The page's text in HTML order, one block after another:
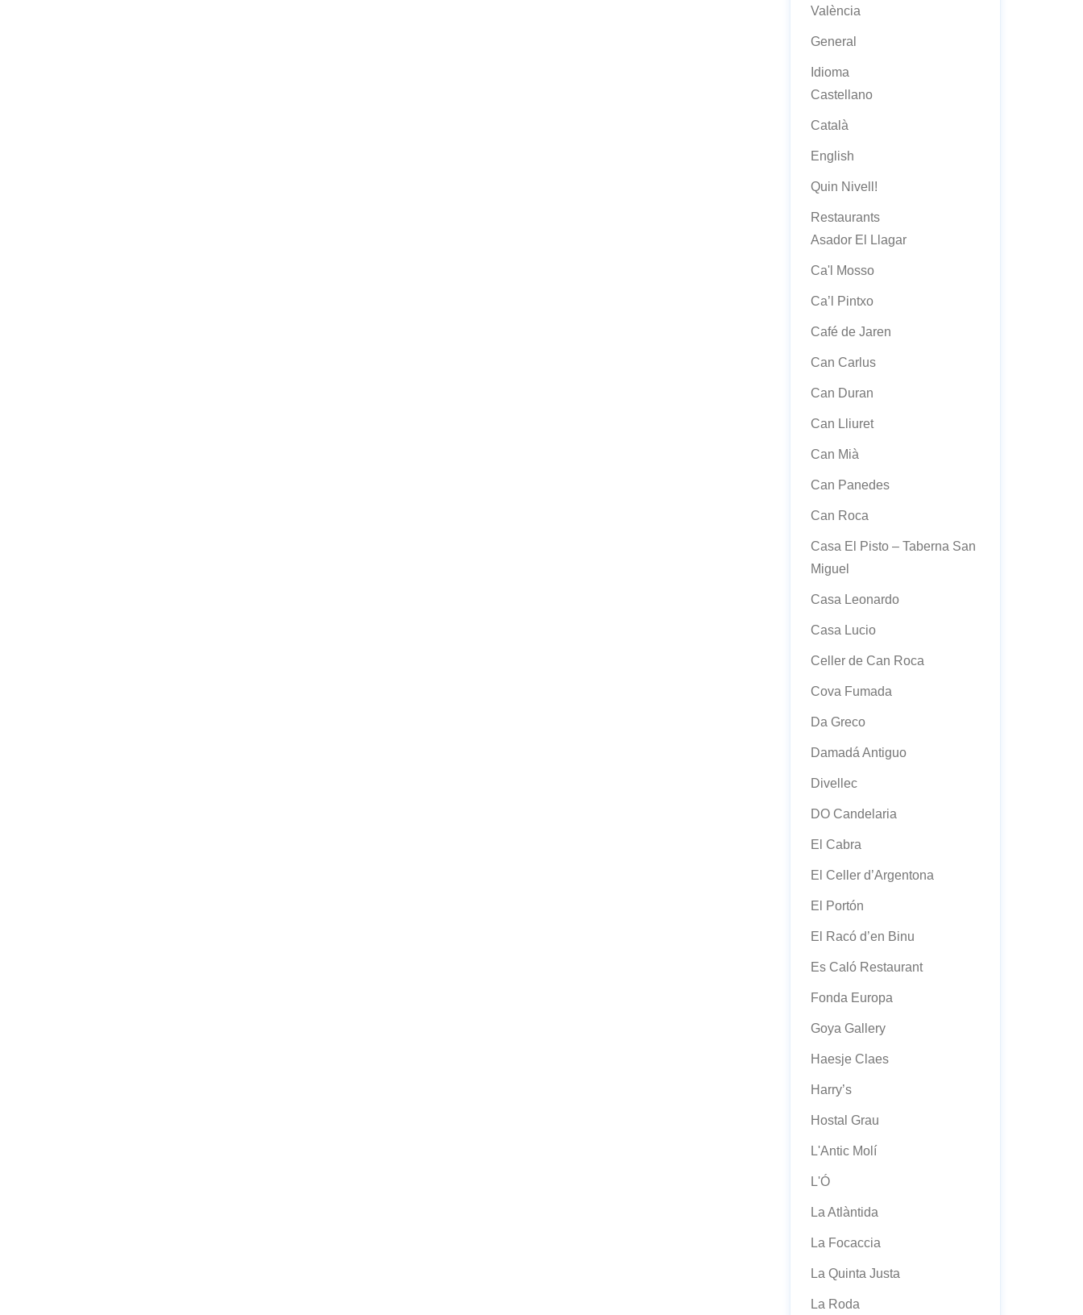
València
General
Idioma
Castellano
Català
English
Quin Nivell!
Restaurants
Asador El Llagar
Ca'l Mosso
Ca’l Pintxo
Café de Jaren
Can Carlus
Can Duran
Can Lliuret
Can Mià
Can Panedes
Can Roca
Casa El Pisto – Taberna San
Miguel
Casa Leonardo
Casa Lucio
Celler de Can Roca
Cova Fumada
Da Greco
Damadá Antiguo
Divellec
DO Candelaria
El Cabra
El Celler d’Argentona
El Portón
El Racó d’en Binu
Es Caló Restaurant
Fonda Europa
Goya Gallery
Haesje Claes
Harry’s
Hostal Grau
L'Antic Molí
L'Ó
La Atlàntida
La Focaccia
La Quinta Justa
La Roda